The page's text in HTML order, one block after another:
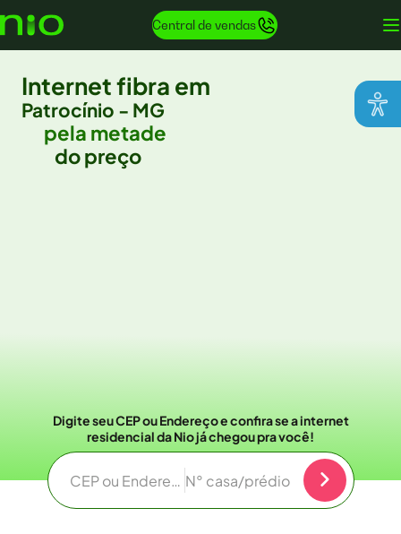
Central de vendas
Internet fibra em
Patrocínio - MG
pela metade
do preço
Digite seu CEP ou Endereço e confira se a internet
residencial da Nio já chegou pra você!
CEP ou EndereçoN° casa/prédio